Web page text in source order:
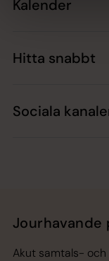
Kalender
Hitta snabbt
Sociala
Jourhavande
Akut samtals-